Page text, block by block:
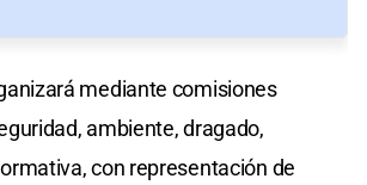
mediante comisiones
ambiente, dragado,
con representación de